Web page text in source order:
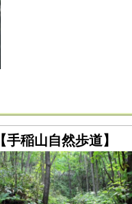
【手稲山自然歩道】